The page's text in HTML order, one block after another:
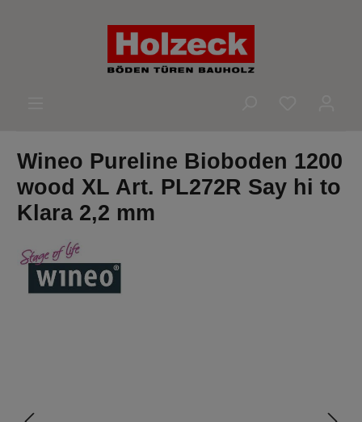
Wineo Pureline Bioboden 1200
wood XL Art. PL272R Say hi to
Klara 2,2 mm